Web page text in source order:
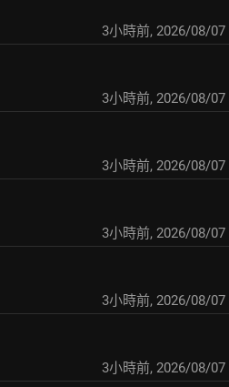
3小時前, 2026/08/07
3小時前, 2026/08/07
3小時前, 2026/08/07
3小時前, 2026/08/07
3小時前, 2026/08/07
3小時前, 2026/08/07